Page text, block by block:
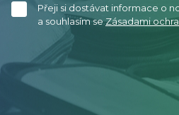
Přeji si dostávat informace o
a souhlasím seZásadami